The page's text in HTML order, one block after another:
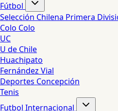
Fútbol
Selección Chilena Primera
Colo Colo
UC
U de Chile
Huachipato
Fernández Vial
Deportes Concepción
Tenis
Futbol Internacional